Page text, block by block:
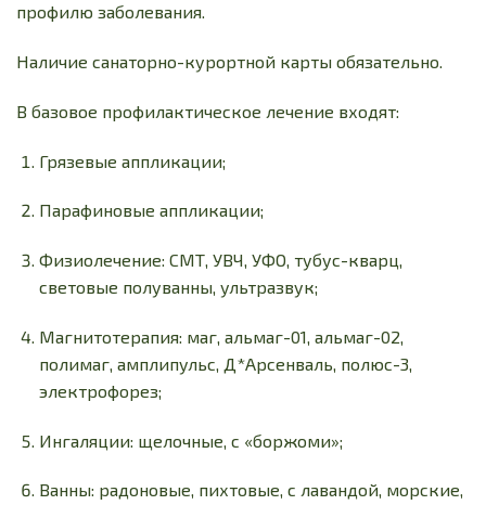
профилю заболевания.
Наличие санаторно-курортной карты обязательно.
В базовое профилактическое лечение входят:
Грязевые аппликации;
Парафиновые аппликации;
Физиолечение: СМТ, УВЧ, УФО, тубус-кварц,
световые полуванны, ультразвук;
Магнитотерапия: маг, альмаг-01, альмаг-02,
полимаг, амплипульс, Д*Арсенваль, полюс-3,
электрофорез;
Ингаляции: щелочные, с «боржоми»;
Ванны: радоновые, пихтовые, с лавандой, морские,